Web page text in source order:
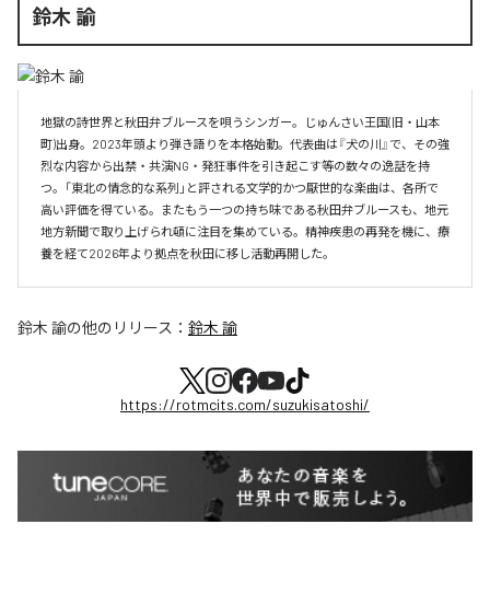
鈴木 諭
地獄の詩世界と秋田弁ブルースを唄うシンガー。じゅんさい王国(旧・山本
町)出身。2023年頭より弾き語りを本格始動。代表曲は『犬の川』で、その強
烈な内容から出禁・共演NG・発狂事件を引き起こす等の数々の逸話を持
つ。「東北の情念的な系列」と評される文学的かつ厭世的な楽曲は、各所で
高い評価を得ている。またもう一つの持ち味である秋田弁ブルースも、地元
地方新聞で取り上げられ頓に注目を集めている。精神疾患の再発を機に、療
養を経て2026年より拠点を秋田に移し活動再開した。
鈴木 諭の他のリリース： 鈴木 諭
https://rotmcits.com/suzukisatoshi/